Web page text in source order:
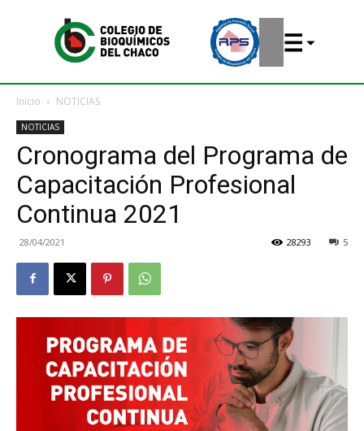
Inicio NOTICIAS
NOTICIAS
Cronograma del Programa de
Capacitación Profesional
Continua 2021
28/04/2021 5
28293